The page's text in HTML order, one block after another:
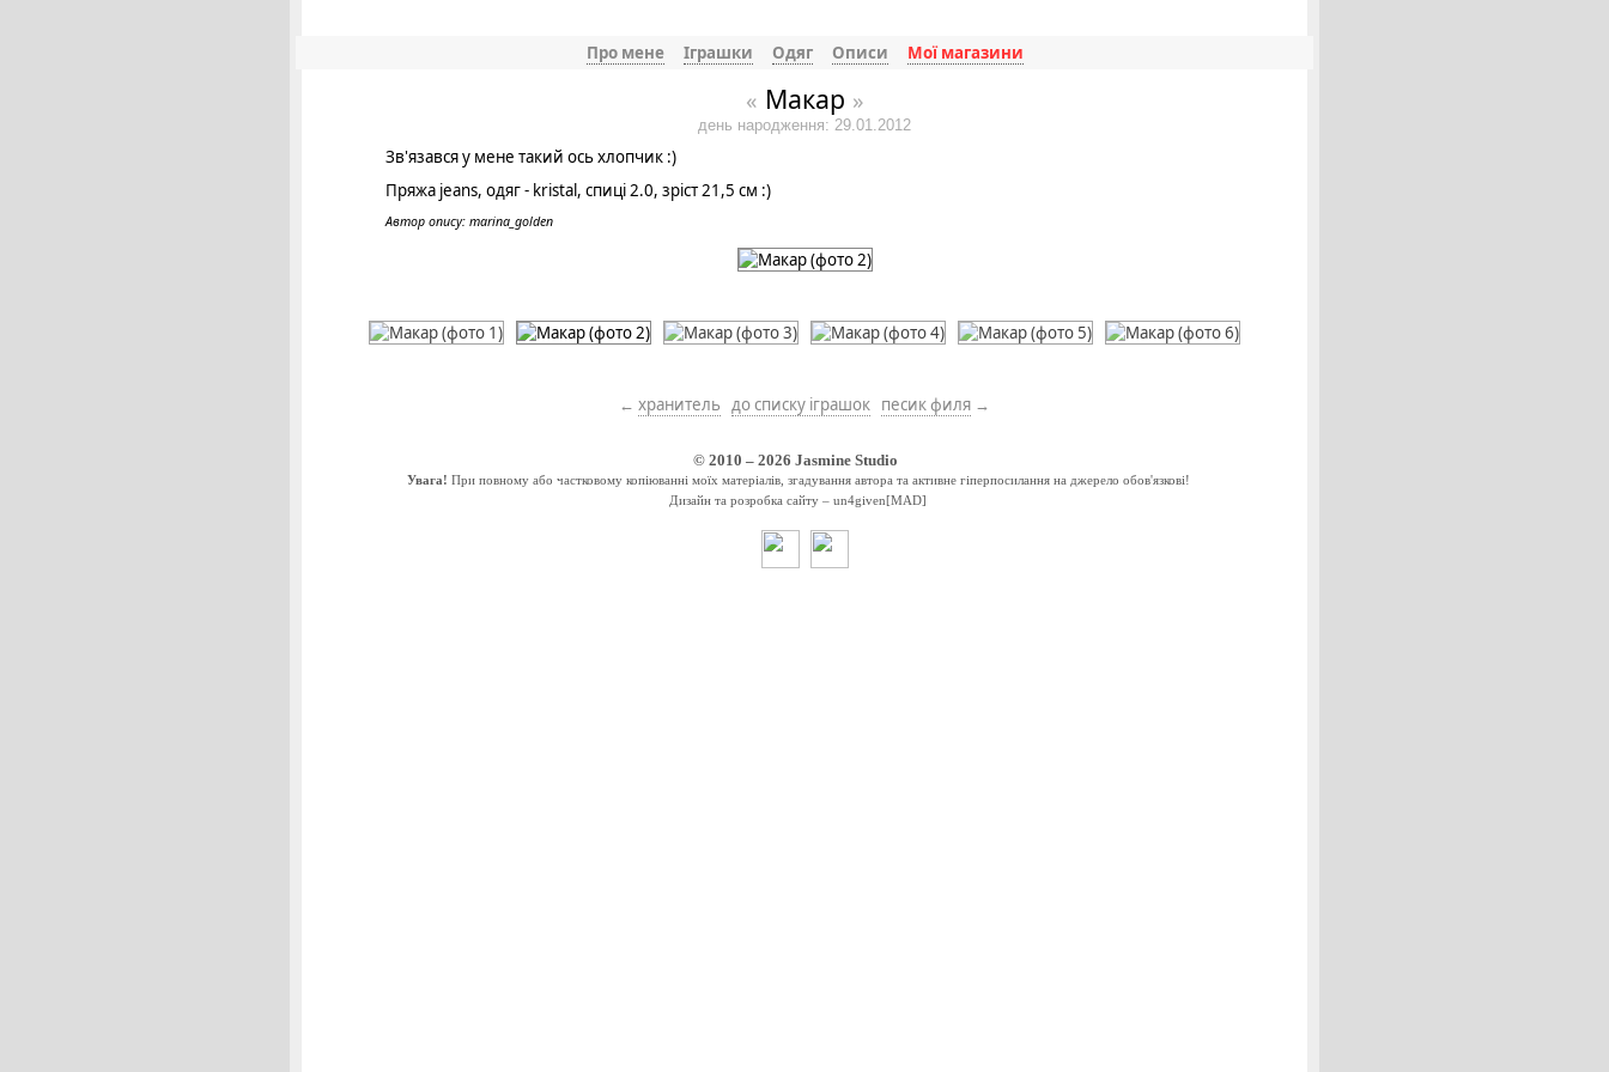
Про мене Іграшки Одяг Описи Мої магазини
« Макар »
день народження: 29.01.2012
Зв'язався у мене такий ось хлопчик :)
Пряжа jeans, одяг - kristal, спиці 2.0, зріст 21,5 см :)
Автор опису: marina_golden
← хранитель до списку іграшок песик филя →
© 2010 – 2026 Jasmine Studio
Увага! При повному або частковому копіюванні моїх матеріалів, згадування автора та активне гіперпосилання на джерело обов'язкові!
Дизайн та розробка сайту – un4given[MAD]